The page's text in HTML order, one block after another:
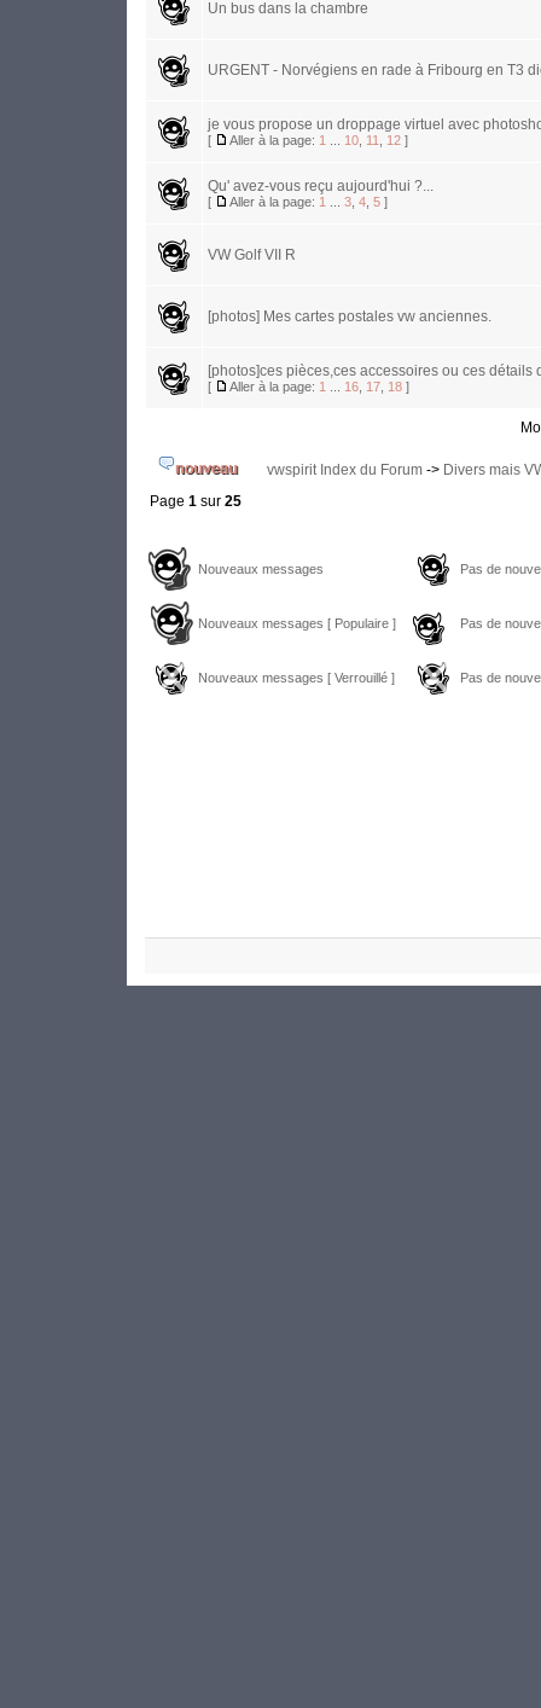
Un bus dans la chambre
URGENT - Norvégiens en rade à Fribourg en T3
je vous propose un droppage virtuel avec
[ Aller à la page: 1 10 11 12 ]
Qu' avez-vous reçu aujourd'hui ?...
[ Aller à la page: 1 3 4 5 ]
VW Golf VII R
[photos] Mes cartes postales vw anciennes.
[photos]ces pièces,ces accessoires ou ces détails
[ Aller à la page: 1 16 17 18 ]
vwspirit Index du Forum -> Divers mais
Page 1 sur 25
Nouveaux messages Pas de
Nouveaux messages [ Populaire ] Pas de
Nouveaux messages [ Verrouillé ] Pas de